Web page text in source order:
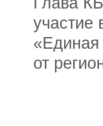
участие
«Единая
от